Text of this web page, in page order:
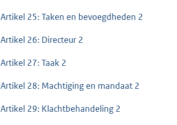
Artikel 25: Taken en bevoegdheden 2
Artikel 26: Directeur 2
Artikel 27: Taak 2
Artikel 28: Machtiging en mandaat 2
Artikel 29: Klachtbehandeling 2